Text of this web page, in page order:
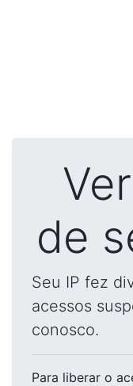
de
Seu IP fez
acessos
conosco.
Para liberar o